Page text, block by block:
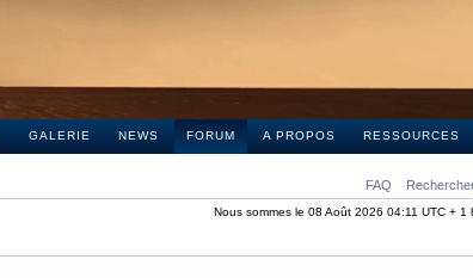
GALERIE NEWS FORUM A PROPOS RESSOURCES
FAQ
Nous sommes le 08 Août 2026 04:11 UTC + 1